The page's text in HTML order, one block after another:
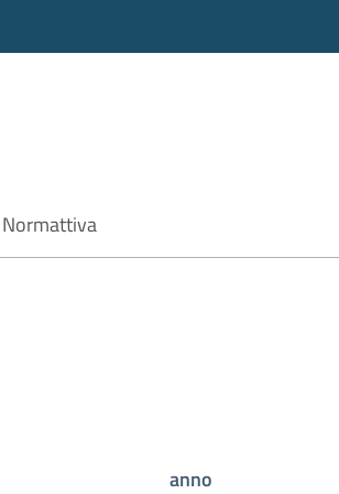
di ricerca
Normattiva
anno